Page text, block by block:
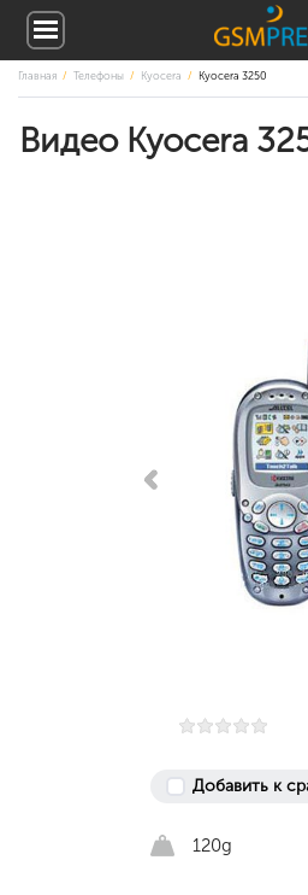
Главная Телефоны Kyocera Kyocera 3250
Видео Kyocera
Добавить к
120g